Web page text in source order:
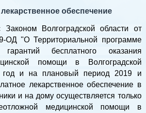
обеспечение
Законом Волгоградской области от
ОД "О Территориальной программе
гарантий бесплатного оказания
помощи в Волгоградской
год и на плановый период 2019 и
лекарственное обеспечение в
и на дому осуществляется только
медицинской помощи в